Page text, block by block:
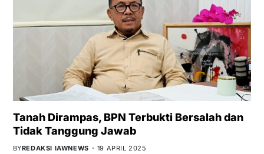
Tanah Dirampas, BPN Terbukti Bersalah dan
Tidak Tanggung Jawab
BYREDAKSI IAWNEWS 19 APRIL 2025